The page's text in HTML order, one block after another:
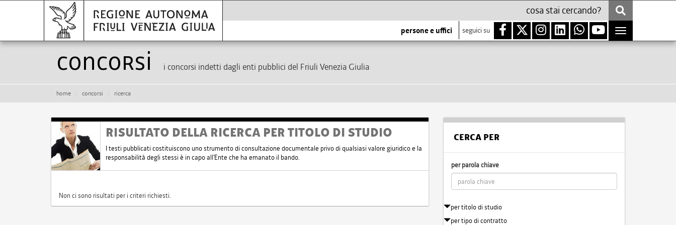
persone e uffici seguici su
Toggle
navigation
Concorsi i concorsi indetti dagli enti pubblici del Friuli Venezia Giulia
home concorsi ricerca
RISULTATO DELLA RICERCA PER TITOLO DI STUDIO
I testi pubblicati costituiscono uno strumento di consultazione documentale privo di qualsiasi valore giuridico e la
responsabilità degli stessi è in capo all'Ente che ha emanato il bando.
Non ci sono risultati per i criteri richiesti.
CERCA PER
per parola chiave
per titolo di studio
per tipo di contratto